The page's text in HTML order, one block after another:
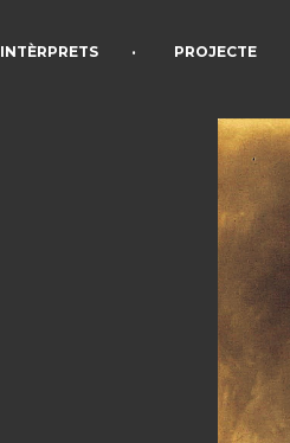
INTÈRPRETS • PROJECTE